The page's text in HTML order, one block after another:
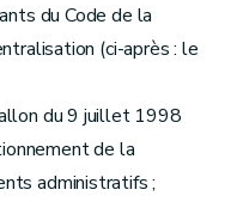
du Code de la
(ci-après : le
du 9 juillet 1998
de la
administratifs ;